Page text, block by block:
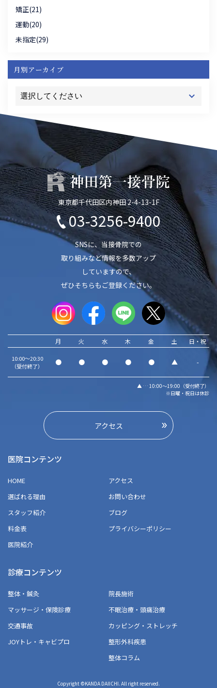
矯正(21)
運動(20)
未指定(29)
月別アーカイブ
東京都千代田区内神田 2-4-13-1F
03-3256-9400
SNSに、当接骨院での
取り組みなど情報を多数アップ
していますので、
ぜひそちらもご登録ください。
月 火 水 木 金 土 日・祝
10:00～20:30
（受付終了）
● ● ● ● ● ▲ -
▲ … 10:00～19:00（受付終了）
※日曜・祝日は休診
アクセス
医院コンテンツ
HOME
選ばれる理由
スタッフ紹介
料金表
医院紹介
アクセス
お問い合わせ
ブログ
プライバシーポリシー
診療コンテンツ
整体・鍼灸
マッサージ・保険診療
交通事故
JOYトレ・キャビプロ
院長施術
不眠治療・頭痛治療
カッピング・ストレッチ
整形外科疾患
整体コラム
Copyright ©KANDA DAIICHI. All right reserved.